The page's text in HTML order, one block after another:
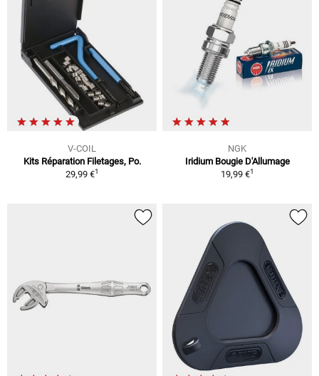
V-COIL
Kits Réparation Filetages, Po.
29,99 €1
NGK
Iridium Bougie D'Allumage
19,99 €1